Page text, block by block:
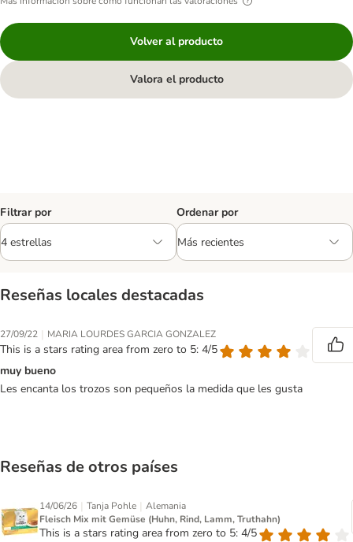
Volver al producto
Valora el producto
Filtrar por Ordenar por
Reseñas locales destacadas
27/09/22 | MARIA LOURDES GARCIA GONZALEZ
This is a stars rating area from zero to 5: 4/5
muy bueno
Les encanta los trozos son pequeños la medida que les gusta
Reseñas de otros países
14/06/26 | Tanja Pohle | Alemania
Fleisch Mix mit Gemüse (Huhn, Rind, Lamm, Truthahn)
This is a stars rating area from zero to 5: 4/5